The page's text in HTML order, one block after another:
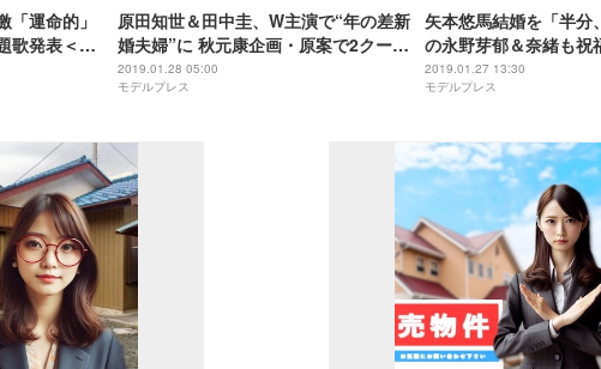
「運命的」
歌発表＜君
原田知世＆田中圭、W主演で“年の差新
婚夫婦”に 秋元康企画・原案で2クール
連続大型ドラマ＜あなたの番です＞
2019.01.28 05:00
モデルプレス
矢本悠馬結婚を「半分
の永野芽郁＆奈緒も祝
張ろう」
2019.01.27 13:30
モデルプレス